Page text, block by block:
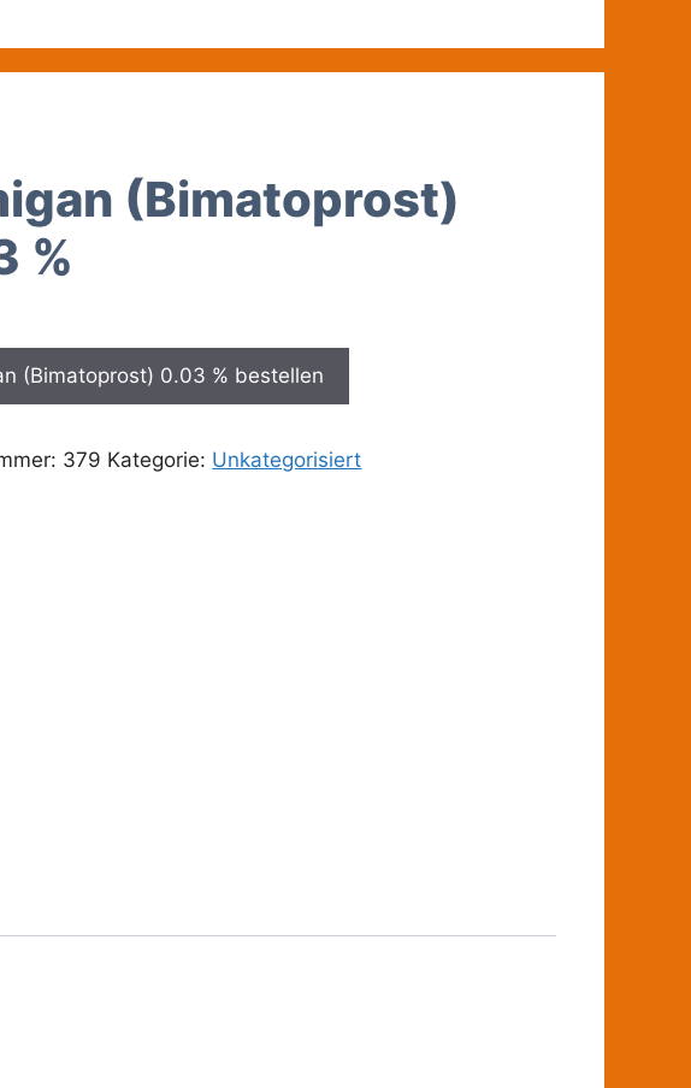
(Bimatoprost)
%
(Bimatoprost) 0.03 % bestellen
379 Kategorie: Unkategorisiert